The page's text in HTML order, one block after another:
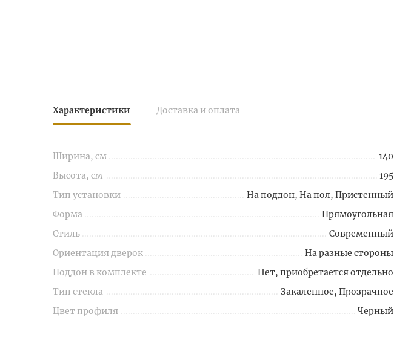
Характеристики Доставка и оплата
Ширина, см
140
Высота, см
195
Тип установки
На поддон, На пол, Пристенный
Форма
Прямоугольная
Стиль
Современный
Ориентация дверок
На разные стороны
Поддон в комплекте
Нет, приобретается отдельно
Тип стекла
Закаленное, Прозрачное
Цвет профиля
Черный